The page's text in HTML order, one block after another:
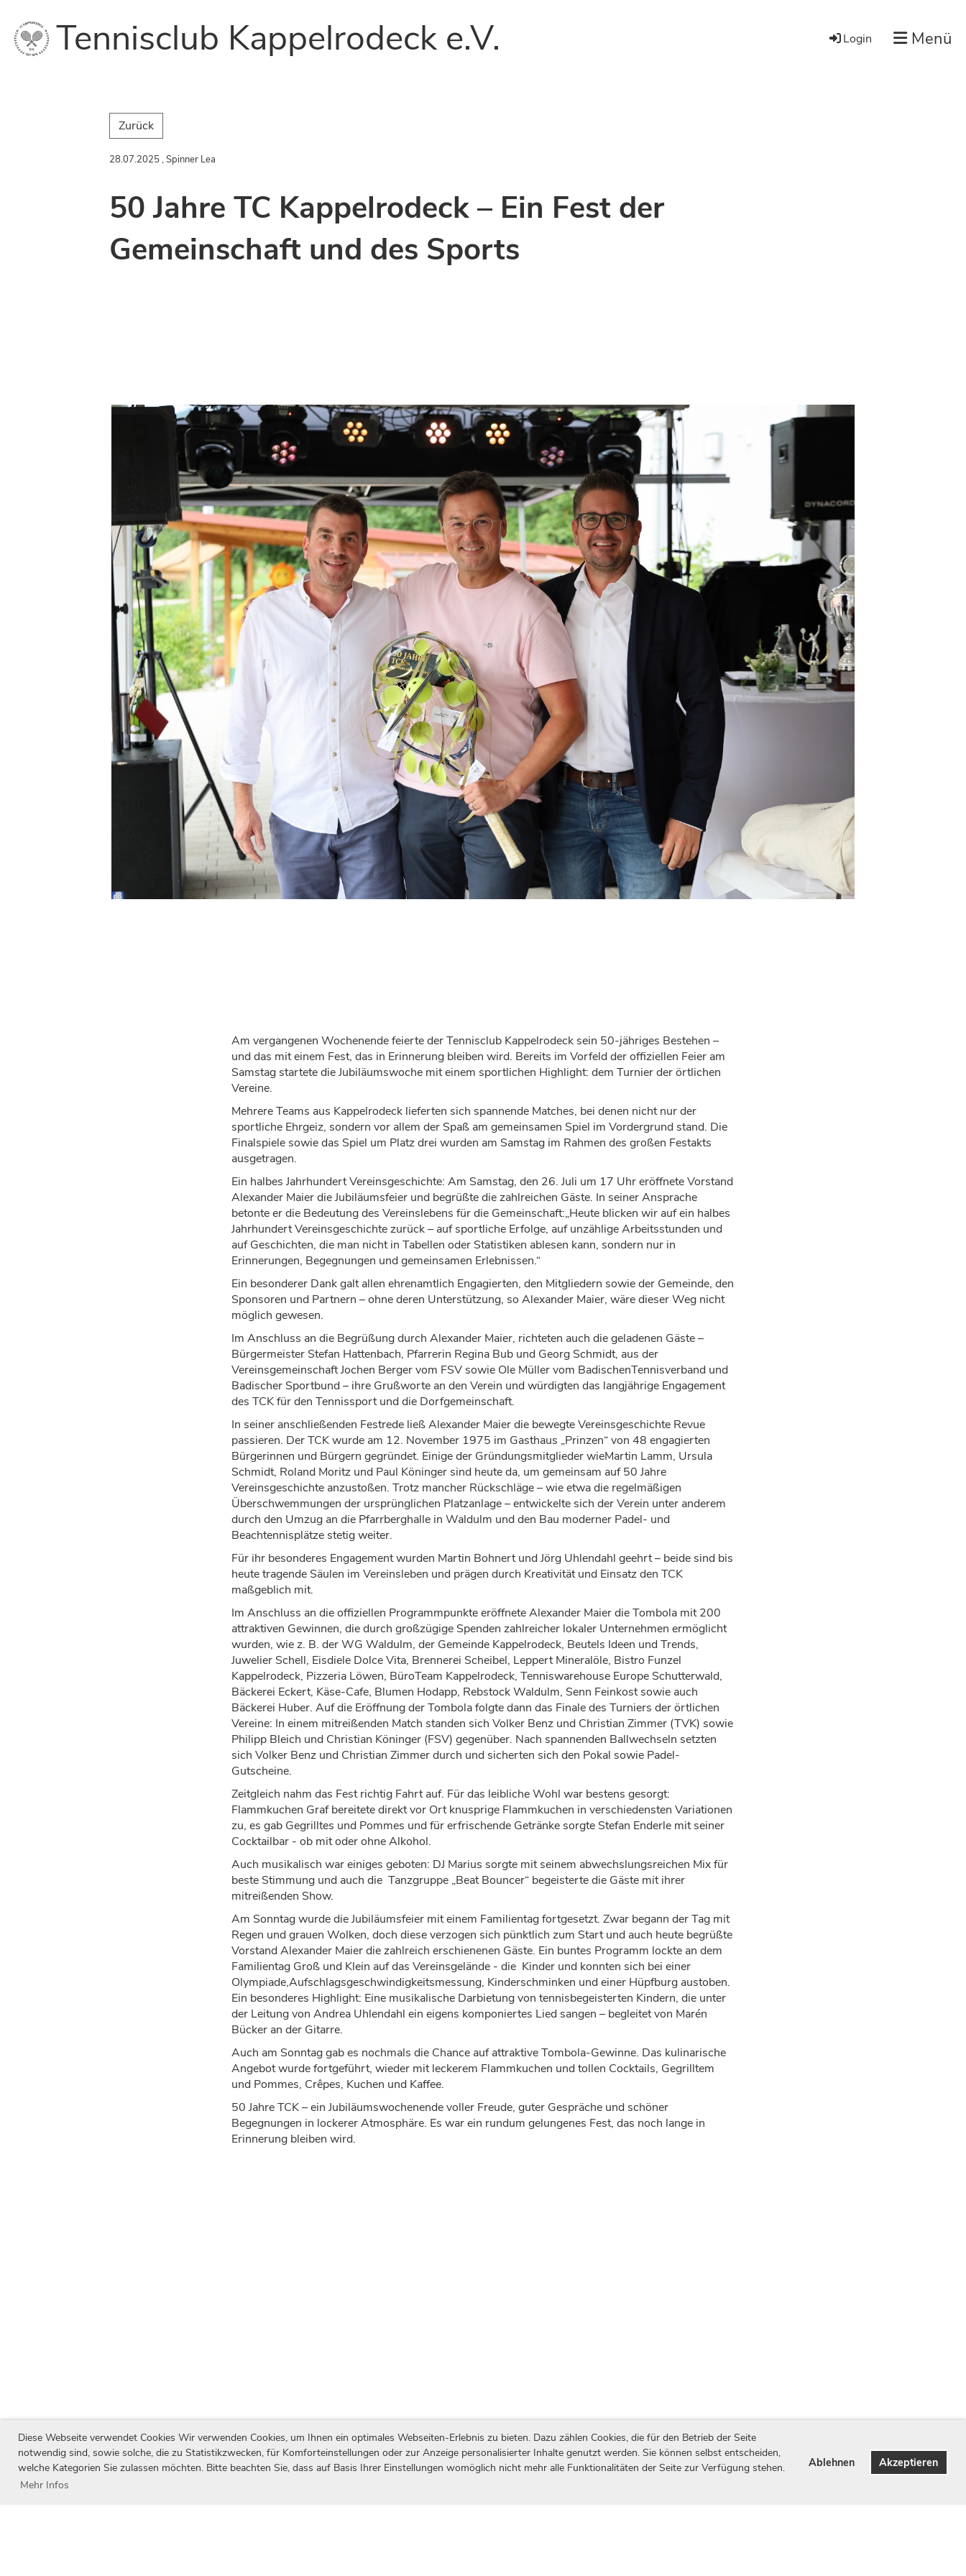
Diese Webseite verwendet Cookies Wir verwenden Cookies, um Ihnen ein optimales Webseiten-Erlebnis zu bieten. Dazu zählen Cookies, die für den Betrieb der Seite
notwendig sind, sowie solche, die zu Statistikzwecken, für Komforteinstellungen oder zur Anzeige personalisierter Inhalte genutzt werden. Sie können selbst entscheiden,
welche Kategorien Sie zulassen möchten. Bitte beachten Sie, dass auf Basis Ihrer Einstellungen womöglich nicht mehr alle Funktionalitäten der Seite zur Verfügung stehen.
Mehr Infos
Ablehnen Akzeptieren
Tennisclub Kappelrodeck e.V. Login Menü
Zurück
28.07.2025 , Spinner Lea
50 Jahre TC Kappelrodeck – Ein Fest der
Gemeinschaft und des Sports
Am vergangenen Wochenende feierte der Tennisclub Kappelrodeck sein 50-jähriges Bestehen –
und das mit einem Fest, das in Erinnerung bleiben wird. Bereits im Vorfeld der offiziellen Feier am
Samstag startete die Jubiläumswoche mit einem sportlichen Highlight: dem Turnier derörtlichen
Vereine.
Mehrere Teams aus Kappelrodeck lieferten sich spannende Matches, bei denen nicht nur der
sportliche Ehrgeiz, sondern vor allem der Spaß am gemeinsamen Spiel im Vordergrund stand. Die
Finalspiele sowie das Spiel um Platz drei wurden am Samstag im Rahmen des großen Festakts
ausgetragen.
Ein halbes Jahrhundert Vereinsgeschichte: Am Samstag, den 26. Juli um 17 Uhr eröffnete Vorstand
Alexander Maier die Jubiläumsfeier und begrüßte die zahlreichen Gäste. In seiner Ansprache
betonte er die Bedeutung des Vereinslebens für die Gemeinschaft:„Heute blicken wir auf ein halbes
Jahrhundert Vereinsgeschichte zurück– auf sportliche Erfolge, auf unzählige Arbeitsstunden und
auf Geschichten, die man nicht in Tabellen oder Statistiken ablesen kann, sondern nur in
Erinnerungen, Begegnungen und gemeinsamen Erlebnissen.“
Ein besonderer Dank galt allen ehrenamtlich Engagierten, den Mitgliedern sowie der Gemeinde, den
Sponsoren und Partnern –ohne deren Unterstützung, so Alexander Maier, wäre dieser Weg nicht
möglich gewesen.
Im Anschluss an die Begrüßung durch Alexander Maier, richteten auch die geladenen Gäste–
Bürgermeister Stefan Hattenbach, Pfarrerin Regina Bubund Georg Schmidt, aus der
VereinsgemeinschaftJochen Bergervom FSV sowie Ole Müllervom BadischenTennisverband und
Badischer Sportbund – ihre Grußworte an den Verein und würdigten das langjährige Engagement
des TCK für den Tennissport und die Dorfgemeinschaft.
In seiner anschließenden Festrede ließAlexander Maier die bewegte Vereinsgeschichte Revue
passieren. Der TCK wurde am 12. November 1975 im Gasthaus „Prinzen“von 48 engagierten
Bürgerinnen und Bürgern gegründet. Einige derGründungsmitgliederwieMartin Lamm, Ursula
Schmidt, Roland Moritz und Paul Köningersind heute da, um gemeinsam auf 50 Jahre
Vereinsgeschichte anzustoßen. Trotz mancher Rückschläge–wie etwa die regelmäßigen
Überschwemmungen der ursprünglichen Platzanlage–entwickelte sich der Verein unter anderem
durch den Umzug an die Pfarrberghalle in Waldulm und den Bau moderner Padel- und
Beachtennisplätze stetig weiter.
Für ihr besonderes Engagement wurden Martin Bohnert und Jörg Uhlendahl geehrt– beide sind bis
heute tragende Säulen im Vereinsleben und prägen durch Kreativität und Einsatz den TCK
maßgeblich mit.
Im Anschluss an die offiziellen Programmpunkteeröffnete Alexander Maier die Tombola mit 200
attraktiven Gewinnen, die durch großzügige Spenden zahlreicher lokaler Unternehmen ermöglicht
wurden, wie z. B. der WG Waldulm, der Gemeinde Kappelrodeck, Beutels Ideen und Trends,
Juwelier Schell, Eisdiele Dolce Vita, Brennerei Scheibel, Leppert Mineralöle, Bistro Funzel
Kappelrodeck, Pizzeria Löwen, BüroTeam Kappelrodeck, Tenniswarehouse Europe Schutterwald,
Bäckerei Eckert, Käse-Cafe, Blumen Hodapp, Rebstock Waldulm, Senn Feinkost sowie auch
Bäckerei Huber. Auf die Eröffnung der Tombolafolgtedann das Finale des Turniers derörtlichen
Vereine: In einem mitreißenden Match standen sich Volker Benz und Christian Zimmer (TVK) sowie
Philipp Bleich und Christian Köninger (FSV) gegenüber. Nach spannenden Ballwechseln setzten
sich Volker Benzund Christian Zimmer durch und sicherten sich den Pokal sowie Padel-
Gutscheine.
Zeitgleich nahm das Fest richtig Fahrt auf. Für das leibliche Wohl war bestens gesorgt:
Flammkuchen Graf bereitete direkt vor Ort knusprige Flammkuchen in verschiedensten Variationen
zu, es gab Gegrilltes und Pommes und für erfrischende Getränke sorgte Stefan Enderle mit seiner
Cocktailbar - ob mit oder ohne Alkohol.
Auch musikalisch war einiges geboten: DJ Marius sorgte mit seinem abwechslungsreichen Mix für
beste Stimmung und auch die Tanzgruppe „Beat Bouncer“ begeisterte die Gäste mit ihrer
mitreißenden Show.
Am Sonntag wurde die Jubiläumsfeier mit einem Familientag fortgesetzt. Zwar begann der Tag mit
Regen und grauen Wolken, doch diese verzogen sich pünktlich zum Start und auch heute begrüßte
Vorstand Alexander Maier die zahlreich erschienenen Gäste. Ein buntes Programm lockte an dem
Familientag Groß und Klein auf das Vereinsgelände - die Kinder und konnten sich bei einer
Olympiade,Aufschlagsgeschwindigkeitsmessung, Kinderschminken und einer Hüpfburg austoben.
Ein besonderes Highlight: Eine musikalische Darbietung von tennisbegeisterten Kindern, die unter
der Leitung von Andrea Uhlendahl ein eigens komponiertes Lied sangen – begleitet von Marén
Bücker an der Gitarre.
Auch am Sonntag gab es nochmals die Chance auf attraktive Tombola-Gewinne. Das kulinarische
Angebot wurde fortgeführt, wieder mit leckerem Flammkuchen und tollen Cocktails, Gegrilltem
und Pommes, Crêpes, Kuchen und Kaffee.
50 Jahre TCK–ein Jubiläumswochenende voller Freude, guter Gespräche und schöner
Begegnungen in lockererAtmosphäre. Es war ein rundum gelungenes Fest, das noch lange in
Erinnerung bleiben wird.